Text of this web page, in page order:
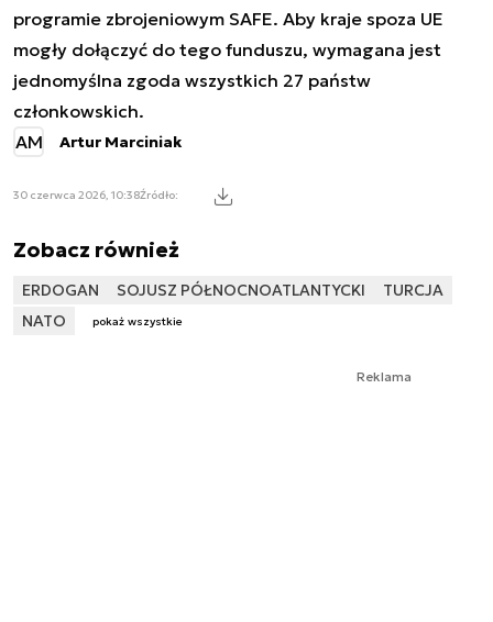
programie zbrojeniowym SAFE. Aby kraje spoza UE
mogły dołączyć do tego funduszu, wymagana jest
jednomyślna zgoda wszystkich 27 państw
członkowskich.
AM
Artur Marciniak
30 czerwca 2026, 10:38Źródło:
Zobacz również
ERDOGAN SOJUSZ PÓŁNOCNOATLANTYCKI
TURCJA
NATO
pokaż wszystkie
Reklama